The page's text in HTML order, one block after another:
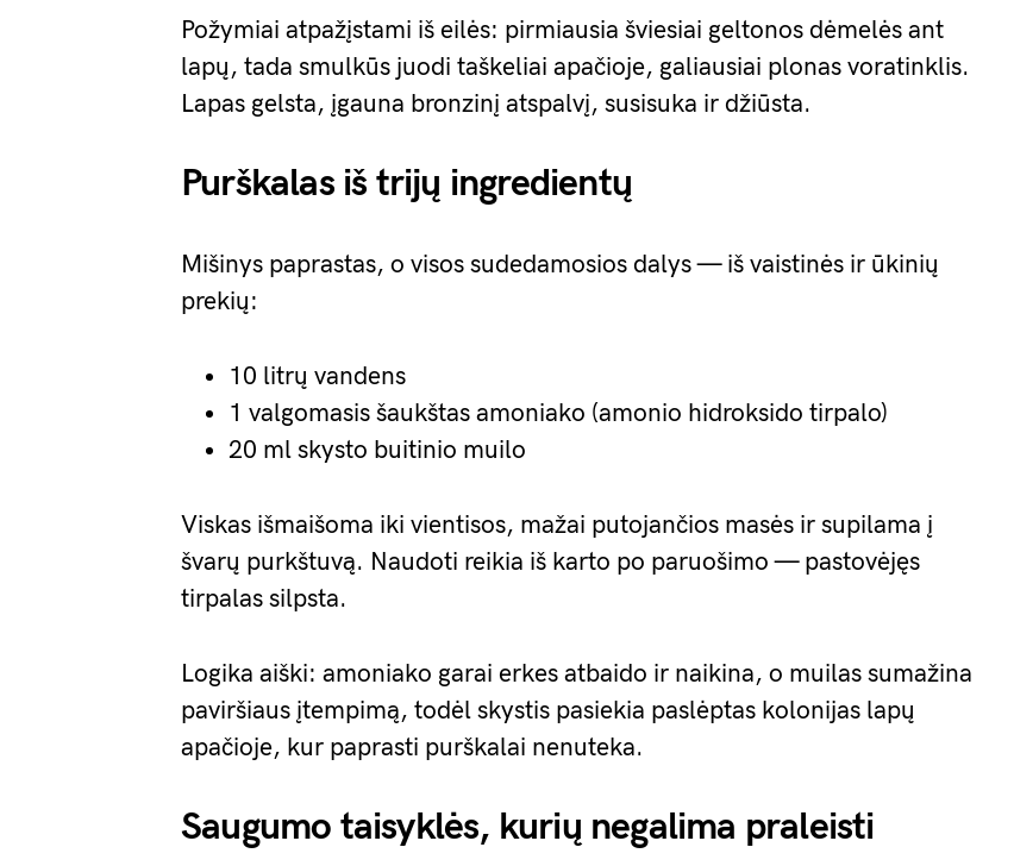
Požymiai atpažįstami iš eilės: pirmiausia šviesiai geltonos dėmelės ant
lapų, tada smulkūs juodi taškeliai apačioje, galiausiai plonas voratinklis.
Lapas gelsta, įgauna bronzinį atspalvį, susisuka ir džiūsta.
Purškalas iš trijų ingredientų
Mišinys paprastas, o visos sudedamosios dalys — iš vaistinės ir ūkinių
prekių:
10 litrų vandens
1 valgomasis šaukštas amoniako (amonio hidroksido tirpalo)
20 ml skysto buitinio muilo
Viskas išmaišoma iki vientisos, mažai putojančios masės ir supilama į
švarų purkštuvą. Naudoti reikia iš karto po paruošimo — pastovėjęs
tirpalas silpsta.
Logika aiški: amoniako garai erkes atbaido ir naikina, o muilas sumažina
paviršiaus įtempimą, todėl skystis pasiekia paslėptas kolonijas lapų
apačioje, kur paprasti purškalai nenuteka.
Saugumo taisyklės, kurių negalima praleisti